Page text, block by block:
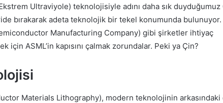
Ultraviyole) teknolojisiyle adını daha sık duyduğumuz
bırakarak adeta teknolojik bir tekel konumunda bulunuyor.
Manufacturing Company) gibi şirketler ihtiyaç
için ASML’in kapısını çalmak zorundalar. Peki ya Çin?
Materials Lithography), modern teknolojinin arkasındaki